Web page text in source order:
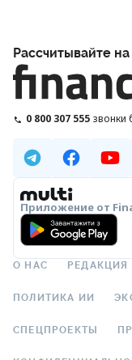
Рассчитывайте на
0 800 307 555 звонки
Приложение от
О НАС РЕДАКЦИЯ
ПОЛИТИКА ИИ
СПЕЦПРОЕКТЫ